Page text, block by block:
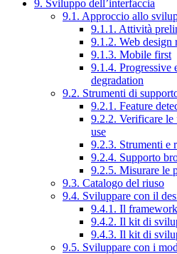
9. Sviluppo dell’interfaccia
9.1. Approccio allo
9.1.1. Attività
9.1.2. Web design
9.1.3. Mobile first
9.1.4. Progressive
degradation
9.2. Strumenti di
9.2.1. Feature
9.2.2. Verificare
use
9.2.3. Strumenti e
9.2.4. Supporto
9.2.5. Misurare le
9.3. Catalogo del riuso
9.4. Sviluppare con il
9.4.1. Il
9.4.2. Il kit di
9.4.3. Il kit di
9.5. Sviluppare con i